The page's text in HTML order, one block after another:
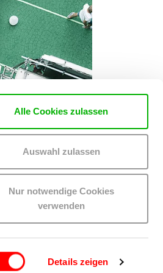
Details zeigen
Alle Cookies zulassen
Auswahl zulassen
Nur notwendige Cookies
verwenden
und Partys